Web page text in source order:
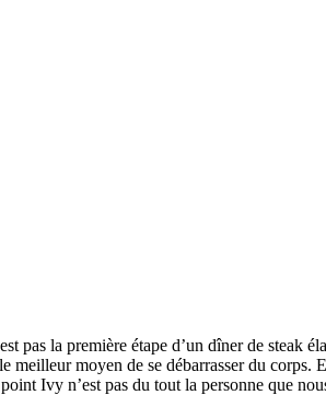
pas la première étape d’un dîner de steak
meilleur moyen de se débarrasser du
Ivy n’est pas du tout la personne que